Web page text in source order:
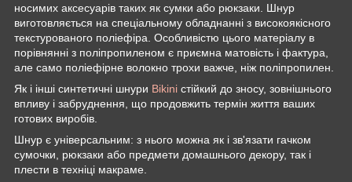
носимих аксесуарів таких як сумки або рюкзаки. Шнур
виготовляється на спеціальному обладнанні з високоякісного
текстурованого поліефіра. Особливістю цього матеріалу в
порівнянні з поліпропиленом є приємна матовість і фактура,
але само поліефірне волокно трохи важче, ніж поліпропилен.
Як і інші синтетичні шнури Bikini стійкий до зносу, зовнішнього
впливу і забруднення, що продовжить термін життя ваших
готових виробів.
Шнур є універсальним: з нього можна як і зв'язати гачком
сумочки, рюкзаки або предмети домашнього декору, так і
плести в техніці макраме.